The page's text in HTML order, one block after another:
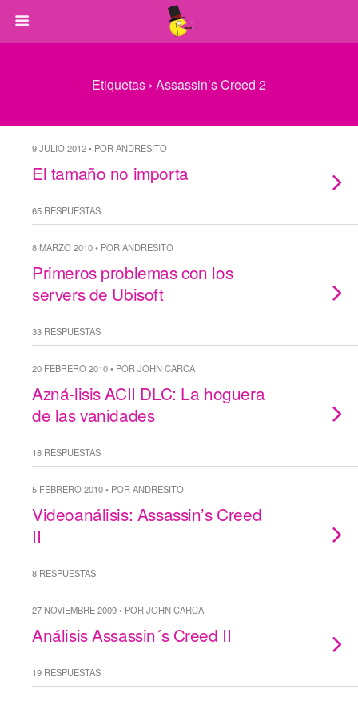
Etiquetas › Assassin’s Creed 2
9 JULIO 2012 • POR ANDRESITO
El tamaño no importa
65 RESPUESTAS
8 MARZO 2010 • POR ANDRESITO
Primeros problemas con los
servers de Ubisoft
33 RESPUESTAS
20 FEBRERO 2010 • POR JOHN CARCA
Azná-lisis ACII DLC: La hoguera
de las vanidades
18 RESPUESTAS
5 FEBRERO 2010 • POR ANDRESITO
Videoanálisis: Assassin’s Creed
II
8 RESPUESTAS
27 NOVIEMBRE 2009 • POR JOHN CARCA
Análisis Assassin´s Creed II
19 RESPUESTAS